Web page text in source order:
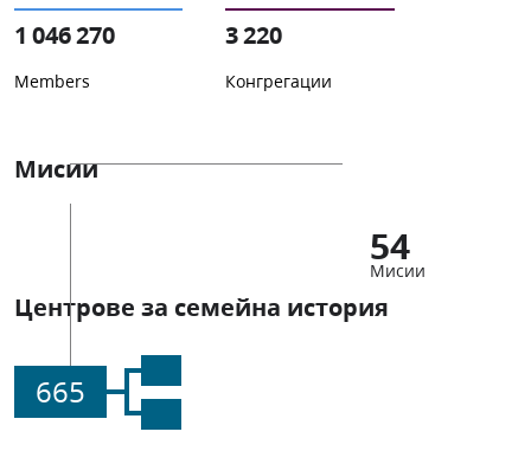
1 046 270
Members
3 220
Конгрегации
Мисии
54
Мисии
Центрове за семейна история
665